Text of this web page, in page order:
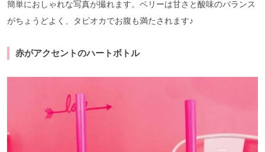
簡単におしゃれな写真が撮れます。ベリーは甘さと酸味のバランス
がちょうどよく、タピオカでお腹も満たされます♪
赤がアクセントのハートボトル